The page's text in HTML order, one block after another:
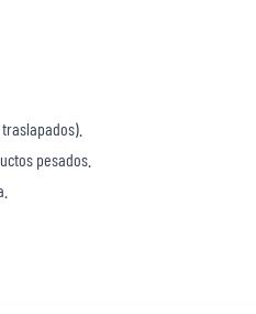
pesados.